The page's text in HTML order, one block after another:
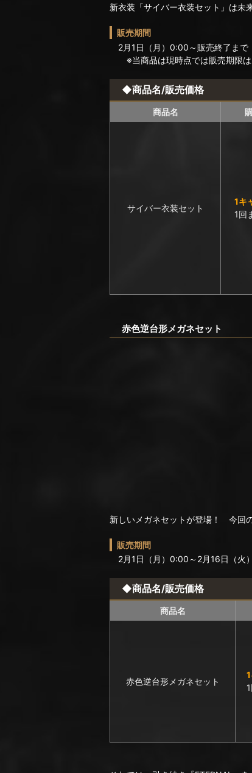
新衣装「サイバー衣装セット」は未
販売期間
2月1日（月）0:00～販売終了まで
※当商品は現時点では販売期限は
◆商品名/販売価格
商品名
サイバー衣装セット
1キ
1回
赤色逆台形メガネセット
新しいメガネセットが登場！ 今回
販売期間
2月1日（月）0:00～2月16日（火
◆商品名/販売価格
商品名
赤色逆台形メガネセット